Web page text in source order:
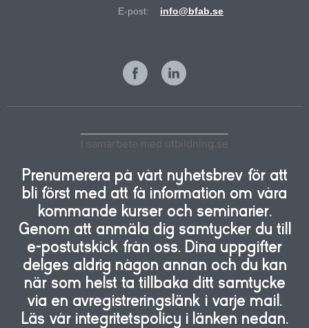
E-post:
info@bfab.se
I samarbete med utbildning.se
Prenumerera på vårt nyhetsbrev för att
bli först med att få information om våra
kommande kurser och seminarier.
Genom att anmäla dig samtycker du till
e-postutskick från oss. Dina uppgifter
delges aldrig någon annan och du kan
när som helst ta tillbaka ditt samtycke
via en avregistreringslänk i varje mail.
Läs vår integritetspolicy i länken nedan.